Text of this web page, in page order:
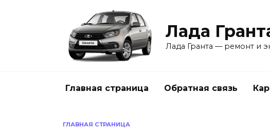
Лада
Лада Гранта — ремонт и
Главная страница Обратная связь
ГЛАВНАЯ СТРАНИЦА